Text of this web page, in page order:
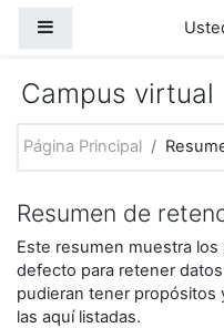
Campus virtual
Página Principal
Resumen de
Este resumen muestra
defecto para retener
pudieran tener propósitos
las aquí listadas.